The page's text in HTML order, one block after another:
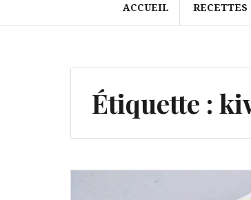
ACCUEIL RECETTES
Étiquette :